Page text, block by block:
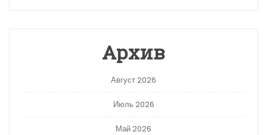
Архив
Август 2026
Июль 2026
Май 2026